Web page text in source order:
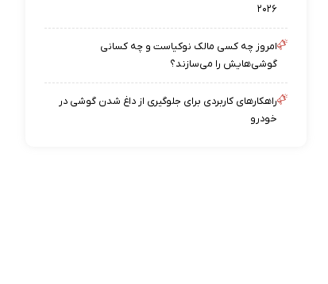
۲۰۲۶
امروز چه کسی مالک نوکیاست و چه کسانی
گوشی‌هایش را می‌سازند؟
راهکارهای کاربردی برای جلوگیری از داغ شدن گوشی در
خودرو